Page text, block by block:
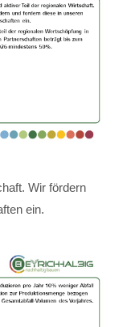
Wir fördern
ein.